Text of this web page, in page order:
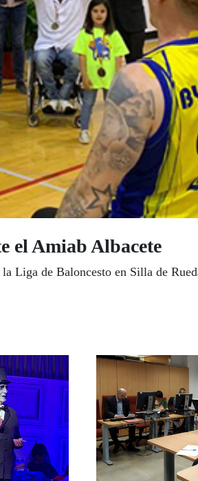
el Amiab Albacete
Liga de Baloncesto en Silla de